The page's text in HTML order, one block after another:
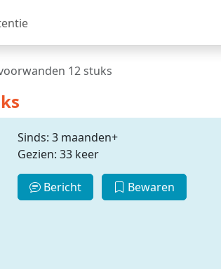
12 stuks
Sinds: 3 maanden+
Gezien: 33 keer
Bericht Bewaren